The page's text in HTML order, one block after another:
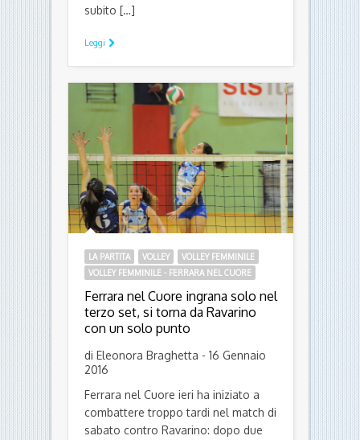
subito […]
Leggi
LA PARTITA VOLLEY
VOLLEY FEMMINILE
VOLLEY FEMMINILE - FERRARA NEL CUORE
Ferrara nel Cuore ingrana solo nel
terzo set, si torna da Ravarino
con un solo punto
di Eleonora Braghetta - 16 Gennaio
2016
Ferrara nel Cuore ieri ha iniziato a
combattere troppo tardi nel match di
sabato contro Ravarino: dopo due